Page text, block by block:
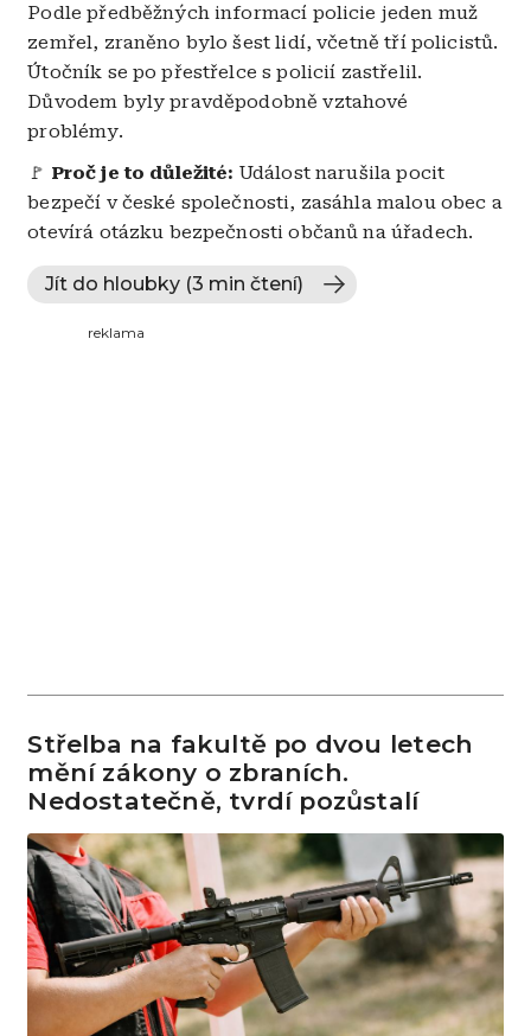
Podle předběžných informací policie jeden muž
zemřel, zraněno bylo šest lidí, včetně tří policistů.
Útočník se po přestřelce s policií zastřelil.
Důvodem byly pravděpodobně vztahové
problémy.
🚩 Proč je to důležité: Událost narušila pocit
bezpečí v české společnosti, zasáhla malou obec a
otevírá otázku bezpečnosti občanů na úřadech.
Jít do hloubky (3 min čtení)
reklama
Střelba na fakultě po dvou letech
mění zákony o zbraních.
Nedostatečně, tvrdí pozůstalí